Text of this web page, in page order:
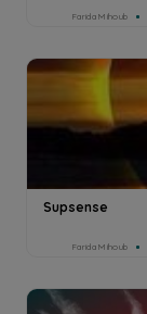
Farida Mihoub
Supsense
Farida Mihoub